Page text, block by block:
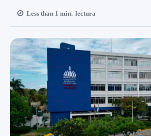
Less than 1 min. lectura